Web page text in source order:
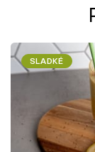
SLADKÉ